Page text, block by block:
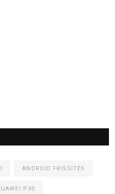
ANDROID FRISSÍTÉS
P30